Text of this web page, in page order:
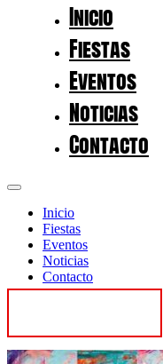
Inicio
Fiestas
Eventos
Noticias
Contacto
Inicio
Fiestas
Eventos
Noticias
Contacto